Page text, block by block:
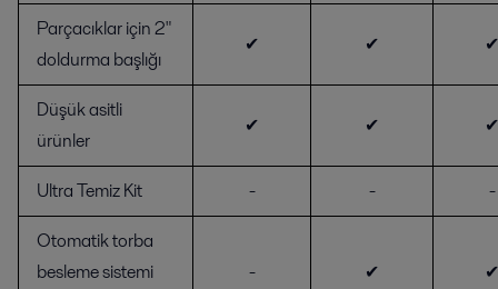
Parçacıklar için 2"
doldurma başlığı
✔ ✔ ✔
Düşük asitli
ürünler
✔ ✔ ✔
Ultra Temiz Kit - -
-
Otomatik torba
besleme sistemi
- ✔ ✔